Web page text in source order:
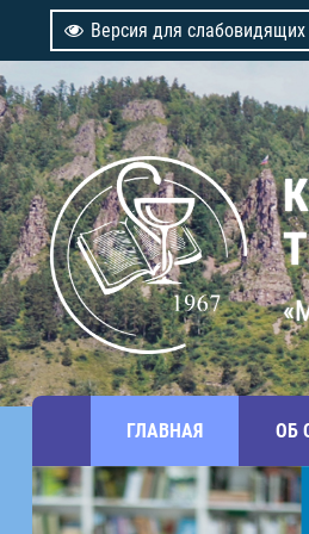
Версия для слабовидящих
ГЛАВНАЯ ОБ